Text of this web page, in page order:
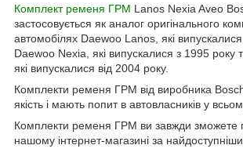
Комплект ременя ГРМ Lanos Nexia Aveo
застосовується як аналог оригінального
автомобілях Daewoo Lanos, які
Daewoo Nexia, які випускалися з 1995 року
які випускалися від 2004 року.
Комплекти ременя ГРМ від виробника
якість і мають попит в автовласників у всьому
Комплекти ременя ГРМ ви завжди зможете
нашому інтернет-магазині за